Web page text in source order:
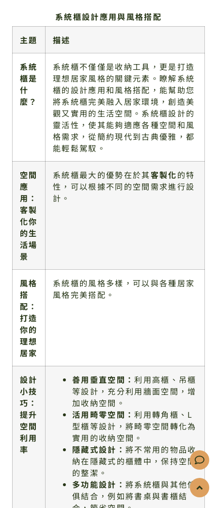
系統櫃設計應用與風格搭配
主題
描述
系統
櫃是
什
麼？
系統櫃不僅僅是收納工具，更是打造
理想居家風格的關鍵元素。瞭解系統
櫃的設計應用和風格搭配，能幫助您
將系統櫃完美融入居家環境，創造美
觀又實用的生活空間。系統櫃設計的
靈活性，使其能夠適應各種空間和風
格需求，從簡約現代到古典優雅，都
能輕鬆駕馭。
空間
應
用：
客製
化你
的生
活場
景
系統櫃最大的優勢在於其客製化的特
性，可以根據不同的空間需求進行設
計。
風格
搭
配：
打造
你的
理想
居家
系統櫃的風格多樣，可以與各種居家
風格完美搭配。
設計
小技
巧：
提升
空間
利用
率
善用垂直空間：利用高櫃、吊櫃
等設計，充分利用牆面空間，增
加收納空間。
活用畸零空間：利用轉角櫃、L
型櫃等設計，將畸零空間轉化為
實用的收納空間。
隱藏式設計：將不常用的物品收
納在隱藏式的櫃體中，保持空間
的整潔。
多功能設計：將系統櫃與其他傢
俱結合，例如將書桌與書櫃結